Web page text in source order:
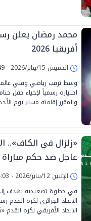
محمد رمضان يعلن
أفريقيا 2026
الخميس 15/يناير/2026 - 08:49 م
وسط ترقب رياضي وفني
والمقرر إقامته مساء يوم
«زلزال في الكاف»..
عاجل ضد حكم مباراة
الإثنين 12/يناير/2026 - 04:03 م
في خطوة تصعيدية تهدف إلى
الاتحاد الجزائري لكرة
الاتحاد الأفريقي لكرة